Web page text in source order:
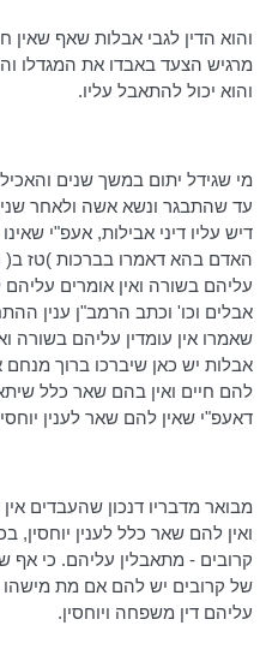
והוא הדין לגבי אבלות שאף
מרגיש הצעד באבדו את המגדלו
והוא יכול להתאבל עליו.
מי שגידל יתום במשך שנים
עד שהתבגר ונשא אשה ולאחר
דיש עליו דיניאבילות, אעפ"י
האדם בהאדאמרו בברכות )טז ב(
עליהם בשורה ואין אומרים
אבלים וכו' וכתב הרמב"ן ענין
שאמרו אין עומדין עליהם בשורה
אבלות יש כאן שיברכו ברוך מנחם
להם חיים ואין בהם שאר כלל
דאעפ"י שאין להם שאר לענין
מבואר מדבריודנכון שהעבדים אין
ואין להם שאר כלל לענין יוחסין,
קרובים - מתאבלין עליהם. כי אף
של קרובים יש להם אם מת
עליהם דין משפחה ויוחסין.